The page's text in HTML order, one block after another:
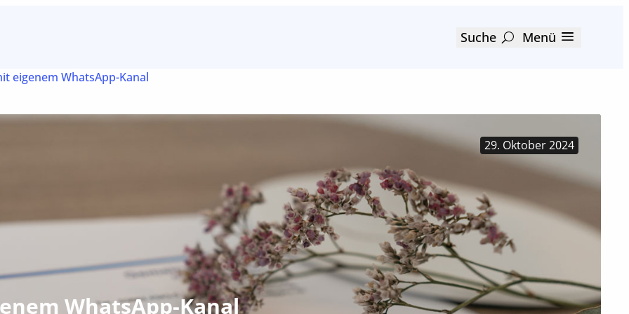
Suche Menü
eigenem WhatsApp-Kanal
29. Oktober 2024
WhatsApp-Kanal